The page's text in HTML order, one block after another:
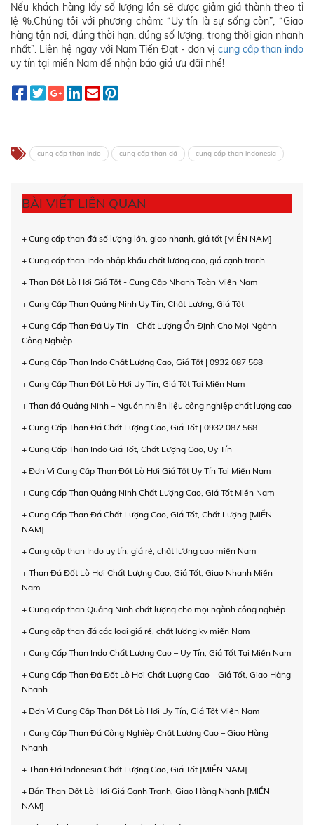
Nếu khách hàng lấy số lượng lớn sẽ được giảm giá thành theo tỉ
lệ %.Chúng tôi với phương châm: “Uy tín là sự sống còn”, “Giao
hàng tận nơi, đúng thời hạn, đúng số lượng, trong thời gian nhanh
nhất”. Liên hệ ngay với Nam Tiến Đạt - đơn vị cung cấp than indo
uy tín tại miền Nam để nhận báo giá ưu đãi nhé!
cung cấp than indo cung cấp than đá cung cấp than indonesia
BÀI VIẾT LIÊN QUAN
+ Cung cấp than đá số lượng lớn, giao nhanh, giá tốt [MIỀN NAM]
+ Cung cấp than Indo nhập khẩu chất lượng cao, giá cạnh tranh
+ Than Đốt Lò Hơi Giá Tốt - Cung Cấp Nhanh Toàn Miền Nam
+ Cung Cấp Than Quảng Ninh Uy Tín, Chất Lượng, Giá Tốt
+ Cung Cấp Than Đá Uy Tín – Chất Lượng Ổn Định Cho Mọi Ngành
Công Nghiệp
+ Cung Cấp Than Indo Chất Lượng Cao, Giá Tốt | 0932 087 568
+ Cung Cấp Than Đốt Lò Hơi Uy Tín, Giá Tốt Tại Miền Nam
+ Than đá Quảng Ninh – Nguồn nhiên liệu công nghiệp chất lượng cao
+ Cung Cấp Than Đá Chất Lượng Cao, Giá Tốt | 0932 087 568
+ Cung Cấp Than Indo Giá Tốt, Chất Lượng Cao, Uy Tín
+ Đơn Vị Cung Cấp Than Đốt Lò Hơi Giá Tốt Uy Tín Tại Miền Nam
+ Cung Cấp Than Quảng Ninh Chất Lượng Cao, Giá Tốt Miền Nam
+ Cung Cấp Than Đá Chất Lượng Cao, Giá Tốt, Chất Lượng [MIỀN
NAM]
+ Cung cấp than Indo uy tín, giá rẻ, chất lượng cao miền Nam
+ Than Đá Đốt Lò Hơi Chất Lượng Cao, Giá Tốt, Giao Nhanh Miền
Nam
+ Cung cấp than Quảng Ninh chất lượng cho mọi ngành công nghiệp
+ Cung cấp than đá các loại giá rẻ, chất lượng kv miền Nam
+ Cung Cấp Than Indo Chất Lượng Cao – Uy Tín, Giá Tốt Tại Miền Nam
+ Cung Cấp Than Đá Đốt Lò Hơi Chất Lượng Cao – Giá Tốt, Giao Hàng
Nhanh
+ Đơn Vị Cung Cấp Than Đốt Lò Hơi Uy Tín, Giá Tốt Miền Nam
+ Cung Cấp Than Đá Công Nghiệp Chất Lượng Cao – Giao Hàng
Nhanh
+ Than Đá Indonesia Chất Lượng Cao, Giá Tốt [MIỀN NAM]
+ Bán Than Đốt Lò Hơi Giá Cạnh Tranh, Giao Hàng Nhanh [MIỀN
NAM]